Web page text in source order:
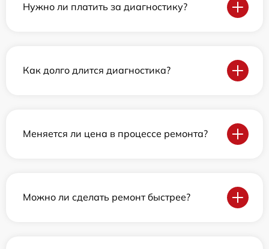
Нужно ли платить за диагностику?
Как долго длится диагностика?
Меняется ли цена в процессе ремонта?
Можно ли сделать ремонт быстрее?